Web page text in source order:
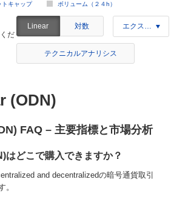
トキャップ ボリューム（２４h）
だ
Linear 対数 エクスポート
テクニカルアナリシス
(ODN)
FAQ – 主要指標と市場分析
はどこで購入できますか？
and decentralizedの暗号通貨取引
。